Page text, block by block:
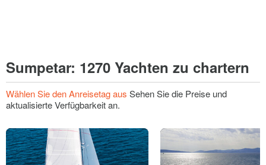
Sumpetar: 1270 Yachten zu chartern
Wählen Sie den Anreisetag aus Sehen Sie die Preise und
aktualisierte Verfügbarkeit an.